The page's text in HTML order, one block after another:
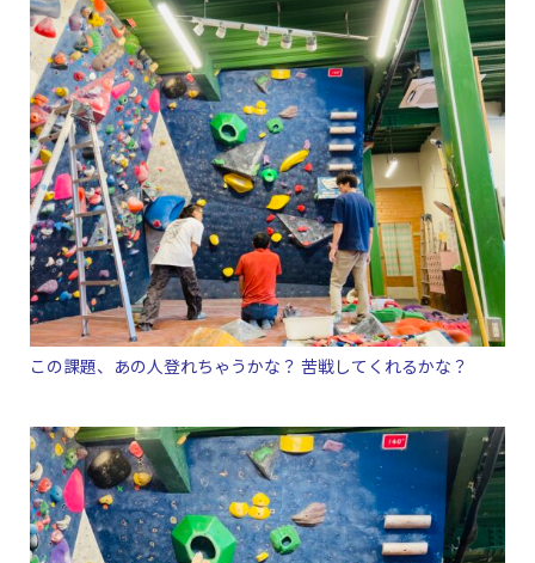
この課題、あの人登れちゃうかな？ 苦戦してくれるかな？